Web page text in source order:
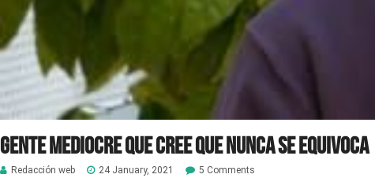
Gente mediocre que cree que nunca se equivoca
Redacción web 24 January, 2021 5 Comments